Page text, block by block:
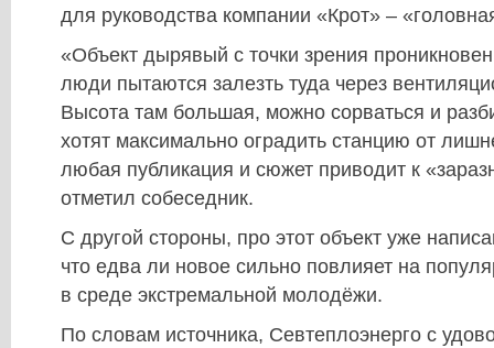
для руководства компании «Крот» –
«Объект дырявый с точки зрения
люди пытаются залезть туда через
Высота там большая, можно сорваться и
хотят максимально оградить станцию от
любая публикация и сюжет приводит к
отметил собеседник.
С другой стороны, про этот объект уже
что едва ли новое сильно повлияет на
в среде экстремальной молодёжи.
По словам источника, Севтеплоэнерго с